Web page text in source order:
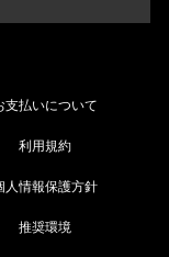
支払いについて
利用規約
人情報保護方針
推奨環境